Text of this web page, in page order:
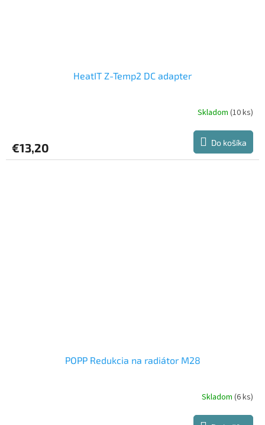
HeatIT Z-Temp2 DC adapter
Skladom (10 ks)
€13,20 Do košíka
POPP Redukcia na radiátor M28
Skladom(6 ks)